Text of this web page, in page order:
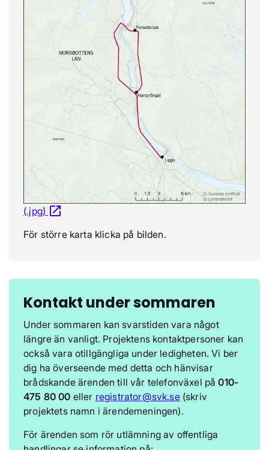
(.jpg) open_in_new
För större karta klicka på bilden.
Kontakt under sommaren
Under sommaren kan svarstiden vara något
längre än vanligt. Projektens kontaktpersoner kan
också vara otillgängliga under ledigheten. Vi ber
dig ha överseende med detta och hänvisar
brådskande ärenden till vår telefonväxel på010-
475 80 00 eller registrator@svk.se(skriv
projektets namn i ärendemeningen).
För ärenden som rör utlämning av offentliga